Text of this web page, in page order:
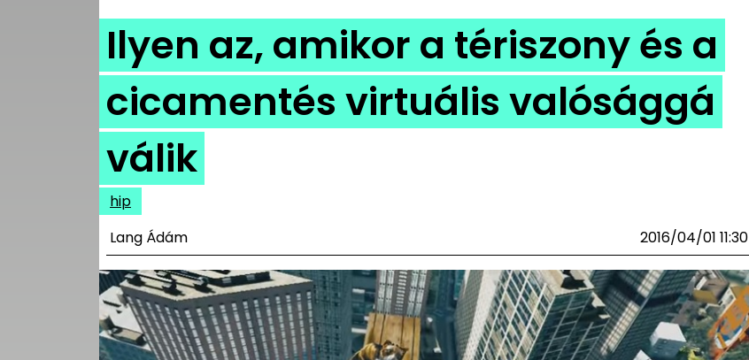
DIVAT
HIP
KULT
MÉDIAAJÁNLAT
IMPRESSZUM
PR-ARCHÍVUM
ADATKEZELÉSI
TÁJÉKOZTATÓ
Ilyen az, amikor a tériszony és a
cicamentés virtuális valósággá
válik
hip
Lang Ádám
2016/04/01 11:30